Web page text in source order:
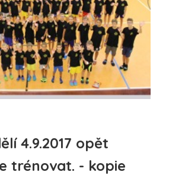
4.9.2017 opět
trénovat. - kopie